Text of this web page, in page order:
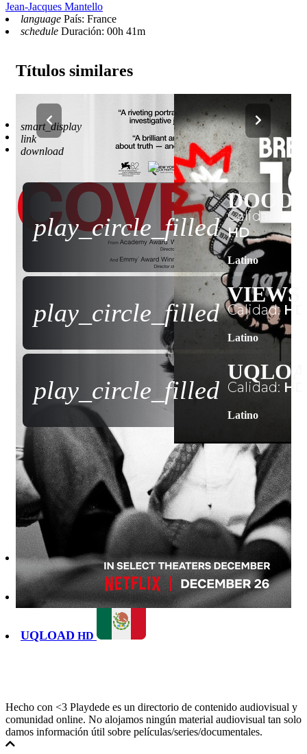
Jean-Jacques Mantello
language País: France
schedule Duración: 00h 41m
Títulos similares
smart_display Reproductor
linkEnlaces
download
0
play_circle_filled
DOOD
Calidad:
HD
Latino
play_circle_filled Calidad: HD
Latino
play_circle_filled Calidad: HD
Latino
DOOD HD
VIEWSB HD
UQLOAD HD
Hecho con <3 Playdede es un directorio de contenido audiovisual y
comunidad online. No alojamos ningún material audiovisual tan solo
damos información útil sobre películas/series/documentales.